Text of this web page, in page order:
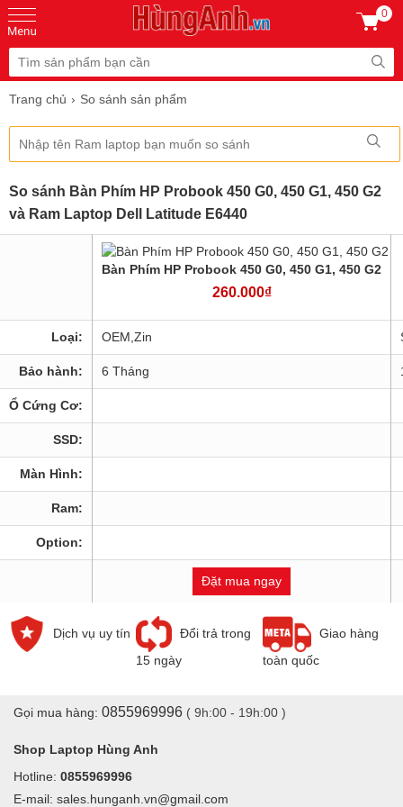
0
Trang chủ So sánh sản phẩm
So sánh Bàn Phím HP Probook 450 G0, 450 G1, 450 G2
và Ram Laptop Dell Latitude E6440
Bàn Phím HP Probook 450 G0, 450 G1, 450 G2
260.000₫
Loại: OEM,Zin
Bảo hành: 6 Tháng
Ổ Cứng Cơ:
SSD:
Màn Hình:
Ram:
Option:
Đặt mua ngay
Dịch vụ uy tín
Đổi trả trong
15 ngày
Giao hàng
toàn quốc
Gọi mua hàng: 0855969996 ( 9h:00 - 19h:00 )
Shop Laptop Hùng Anh
Hotline: 0855969996
E-mail: sales.hunganh.vn@gmail.com